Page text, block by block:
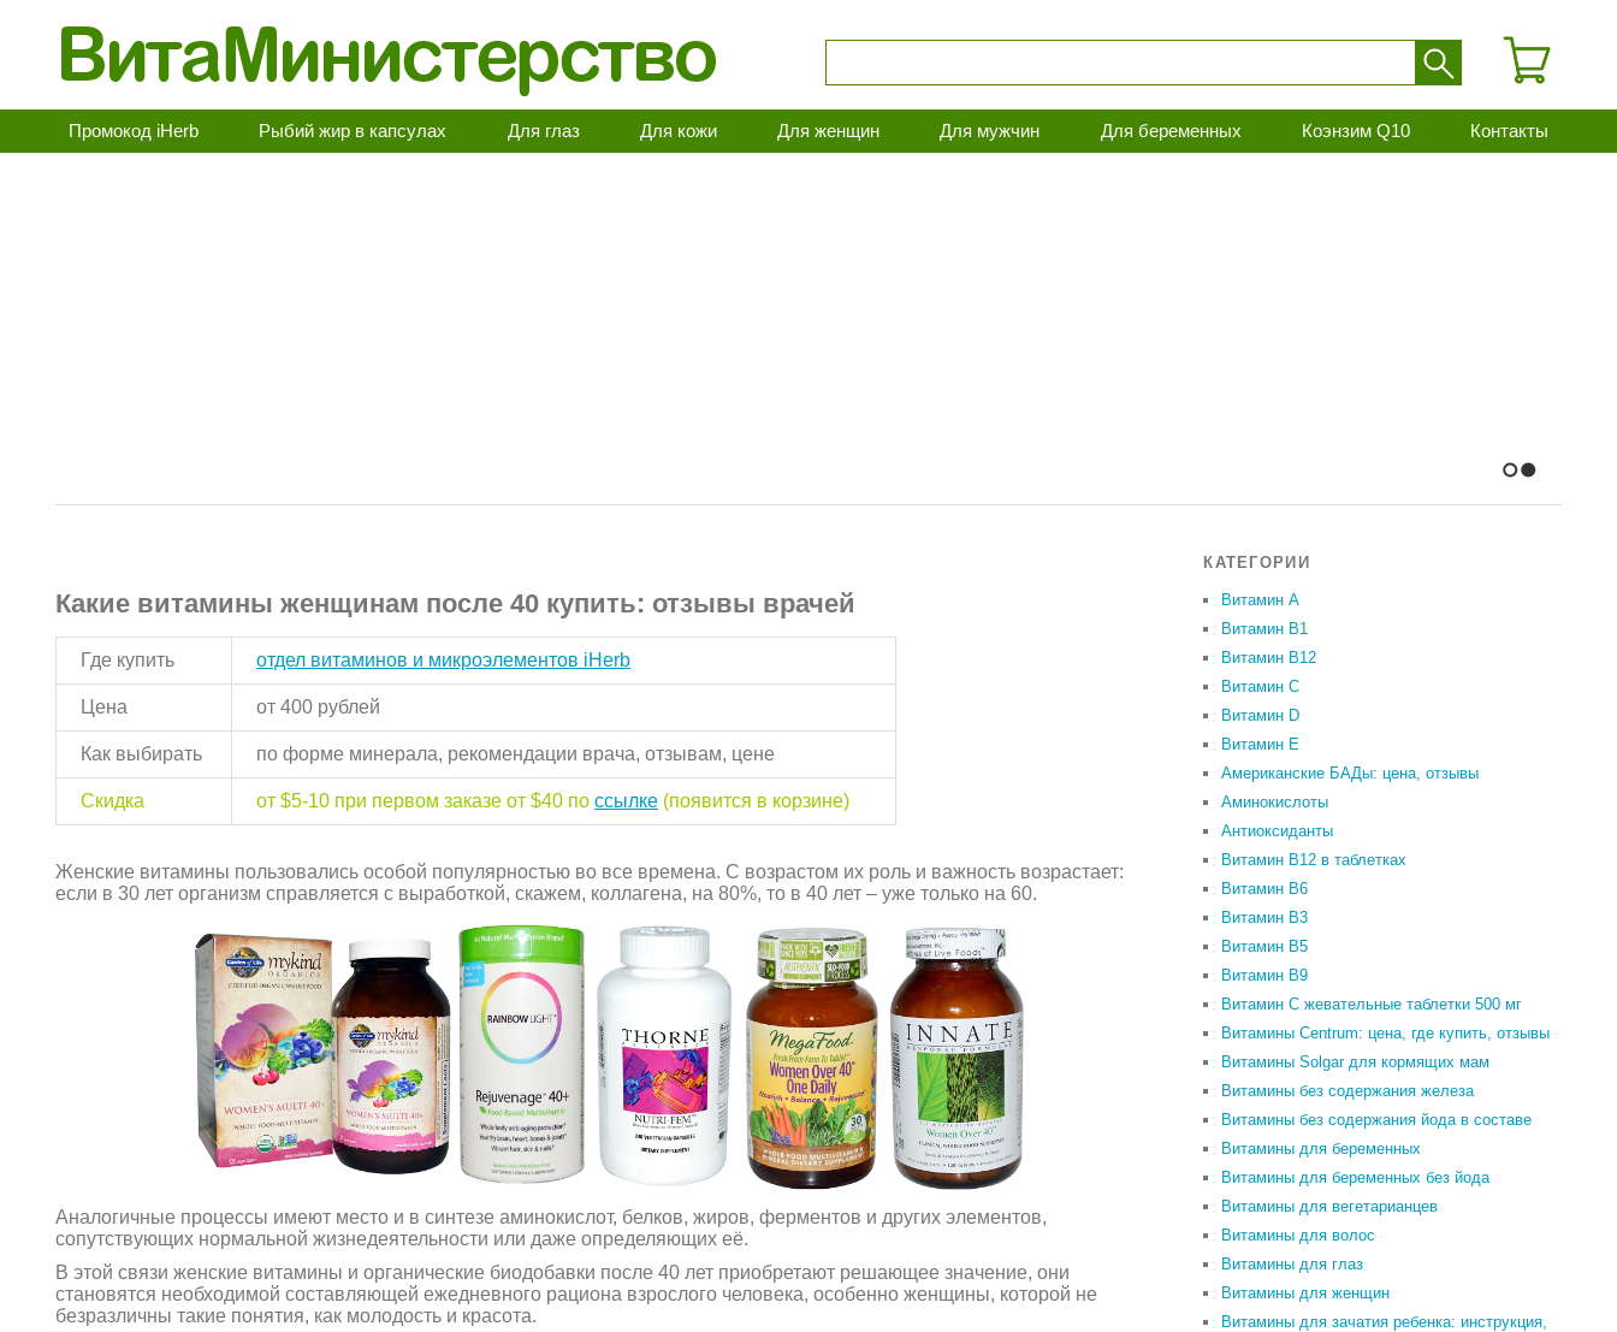
Промокод iHerb Рыбий жир в капсулах Для глаз Для кожи Для женщин Для мужчин Для беременных Коэнзим Q10 Контакты
Какие витамины женщинам после 40 купить: отзывы врачей
Где купить отдел витаминов и микроэлементов iHerb
Цена от 400 рублей
Как выбирать по форме минерала, рекомендации врача, отзывам, цене
Скидка от $5-10 при первом заказе от $40 по ссылке (появится в корзине)
Женские витамины пользовались особой популярностью во все времена. С возрастом их роль и важность возрастает:
если в 30 лет организм справляется с выработкой, скажем, коллагена, на 80%, то в 40 лет – уже только на 60.
Аналогичные процессы имеют место и в синтезе аминокислот, белков, жиров, ферментов и других элементов,
сопутствующих нормальной жизнедеятельности или даже определяющих её.
В этой связи женские витамины и органические биодобавки после 40 лет приобретают решающее значение, они
становятся необходимой составляющей ежедневного рациона взрослого человека, особенно женщины, которой не
безразличны такие понятия, как молодость и красота.
КАТЕГОРИИ
Витамин A
Витамин B1
Витамин B12
Витамин C
Витамин D
Витамин Е
Американские БАДы: цена, отзывы
Аминокислоты
Антиоксиданты
Витамин B12 в таблетках
Витамин B6
Витамин В3
Витамин В5
Витамин В9
Витамин С жевательные таблетки 500 мг
Витамины Centrum: цена, где купить, отзывы
Витамины Solgar для кормящих мам
Витамины без содержания железа
Витамины без содержания йода в составе
Витамины для беременных
Витамины для беременных без йода
Витамины для вегетарианцев
Витамины для волос
Витамины для глаз
Витамины для женщин
Витамины для зачатия ребенка: инструкция,